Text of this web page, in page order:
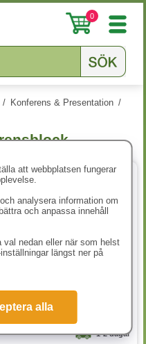
0
/ Konferens & Presentation /
olinjerat
1-2 dagar
att webbplatsen fungerar
analysera information om
och anpassa innehåll
val nedan eller när som helst
längst ner på
alla